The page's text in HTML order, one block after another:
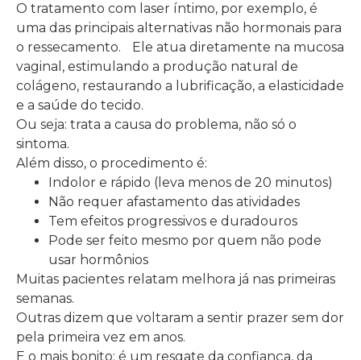
O tratamento com laser íntimo, por exemplo, é
uma das principais alternativas não hormonais para
o ressecamento. Ele atua diretamente na mucosa
vaginal, estimulando a produção natural de
colágeno, restaurando a lubrificação, a elasticidade
e a saúde do tecido.
Ou seja: trata a causa do problema, não só o
sintoma.
Além disso, o procedimento é:
Indolor e rápido (leva menos de 20 minutos)
Não requer afastamento das atividades
Tem efeitos progressivos e duradouros
Pode ser feito mesmo por quem não pode
usar hormônios
Muitas pacientes relatam melhora já nas primeiras
semanas.
Outras dizem que voltaram a sentir prazer sem dor
pela primeira vez em anos.
E o mais bonito: é um resgate da confiança, da